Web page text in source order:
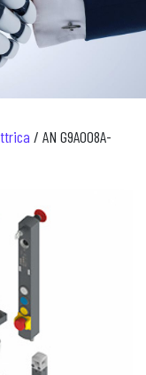
/ AN G9A008A-